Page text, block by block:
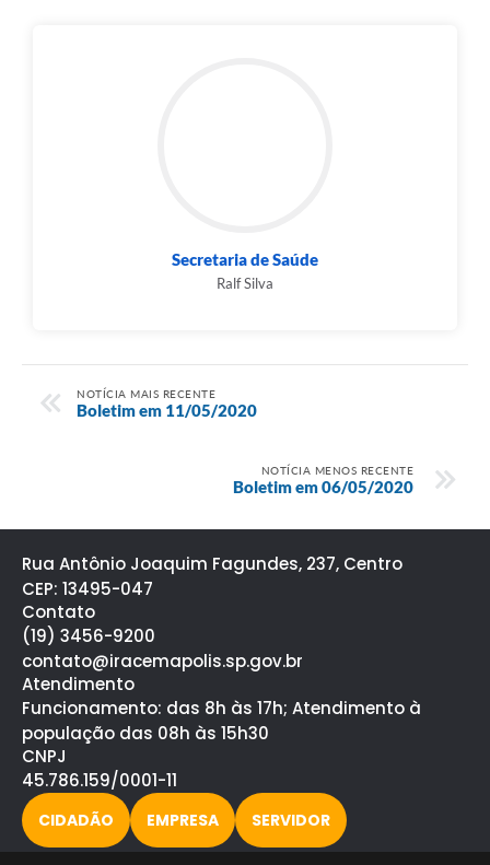
Secretaria de Saúde
Ralf Silva
NOTÍCIA MAIS RECENTE
Boletim em 11/05/2020
NOTÍCIA MENOS RECENTE
Boletim em 06/05/2020
Rua Antônio Joaquim Fagundes, 237, Centro
CEP: 13495-047
Contato
(19) 3456-9200
contato@iracemapolis.sp.gov.br
Atendimento
Funcionamento: das 8h às 17h; Atendimento à
população das 08h às 15h30
CNPJ
45.786.159/0001-11
CIDADÃO EMPRESA SERVIDOR